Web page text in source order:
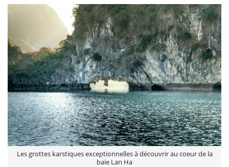
Les grottes karstiques exceptionnelles à découvrir au coeur de la
baie Lan Ha